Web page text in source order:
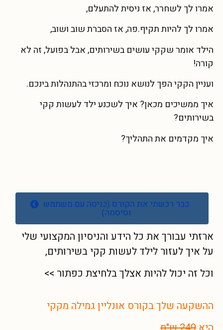
אמרו לך לשחרר, אז ניסית להתעלם,
אמרו לך להיות תקיף.פה, אז הסברת שוב ושוב,
הילד אומר שקקי עושים בשירותים, אבל בפועל, זה לא
קורה!
ועניין הקקי הפך לנושא נוכח ומרכזי בהתנהלות בינכם.
איך ממשיכים מכאן? איך לשכנע ילד לעשות קקי
בשירותים?
איך מקדמים את התהליך?
כבר רכשתי את הקורס (כניסה עם משתמש
וסיסמה)
ארזתי עבורך את כל הידע והניסיון המקצועי שלי
על איך לעזור לילד לעשות קקי בשירותים,
וכל זה יכול להיות אצלך בלחיצת כפתור >>
ההשקעה שלך בקורס אונליין גמילה מקקי